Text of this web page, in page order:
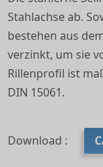
Stahlachse ab.
bestehen aus
verzinkt, um sie
Rillenprofil ist
DIN 15061.
Download :